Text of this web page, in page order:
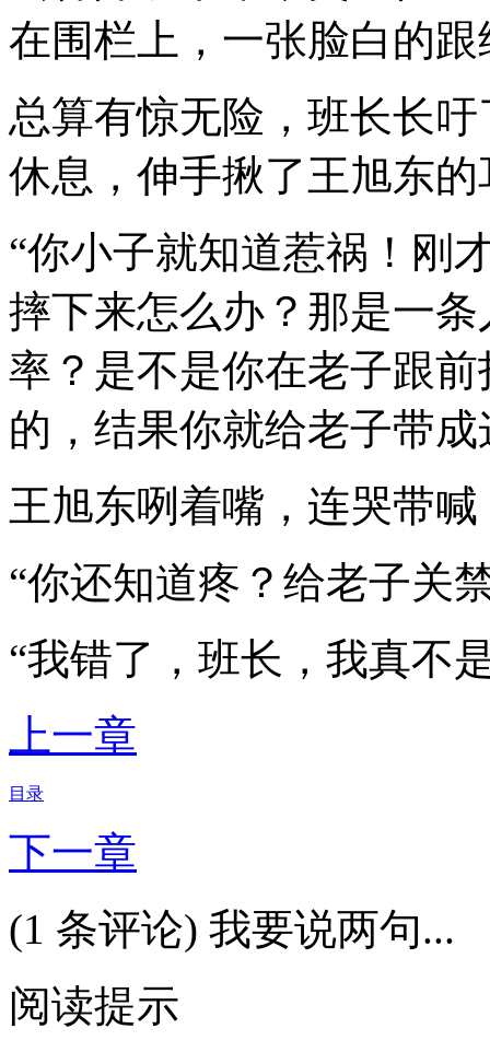
在围栏上，一张脸白的
总算有惊无险，班长长
休息，伸手揪了王旭东
“你小子就知道惹祸！刚
摔下来怎么办？那是一
率？是不是你在老子跟
的，结果你就给老子带
王旭东咧着嘴，连哭带
“你还知道疼？给老子关
“我错了，班长，我真
上一章
目录
下一章
(1 条评论) 我要说两句...
阅读提示